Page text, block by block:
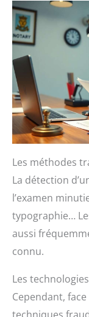
Les méthodes
La détection
l’examen
typographie…
aussi
connu.
Les
Cependant,